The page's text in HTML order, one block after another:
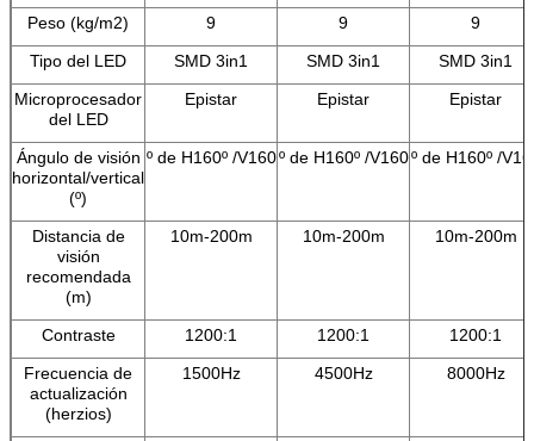
Peso (kg/m2)
9 9
9
Tipo del LED
SMD 3in1 SMD 3in1
SMD 3in1
Microprocesador
del LED
Epistar Epistar Epistar
Ángulo de visión
horizontal/vertical
(º)
º de H160º /V160º de H160º /V160º de H160º /
Distancia de
visión
recomendada
(m)
10m-200m 10m-200m 10m-200m
Contraste 1200:1 1200:1
1200:1
Frecuencia de
actualización
(herzios)
1500Hz 4500Hz 8000Hz